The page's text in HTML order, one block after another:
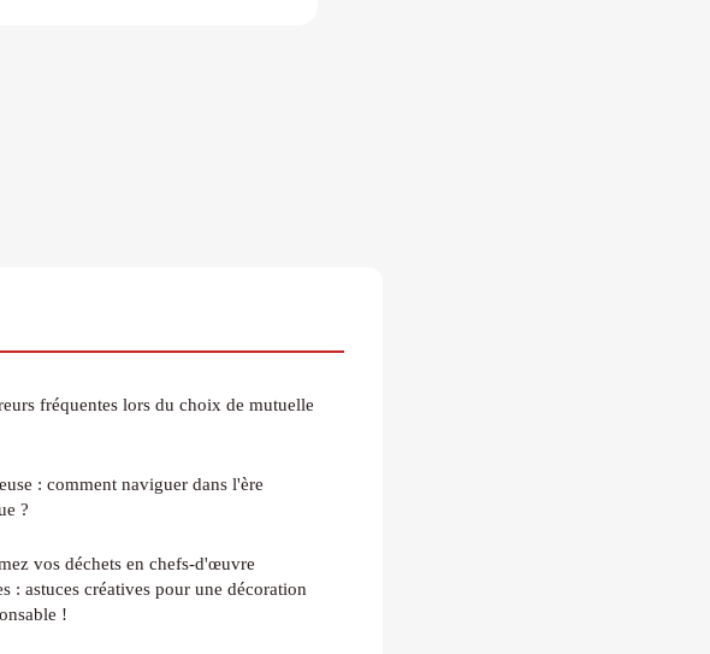
fréquentes lors du choix de mutuelle
: comment naviguer dans l'ère
?
vos déchets en chefs-d'œuvre
: astuces créatives pour une décoration
!